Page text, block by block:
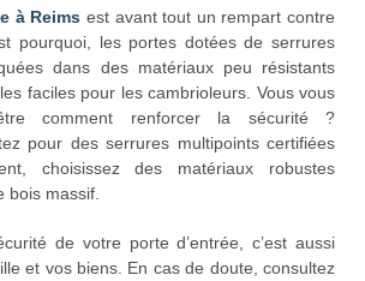
à Reims est avant tout un rempart contre
pourquoi, les portes dotées de serrures
dans des matériaux peu résistants
faciles pour les cambrioleurs. Vous vous
comment renforcer la sécurité ?
pour des serrures multipoints certifiées
choisissez des matériaux robustes
bois massif.
de votre porte d’entrée, c’est aussi
et vos biens. En cas de doute, consultez